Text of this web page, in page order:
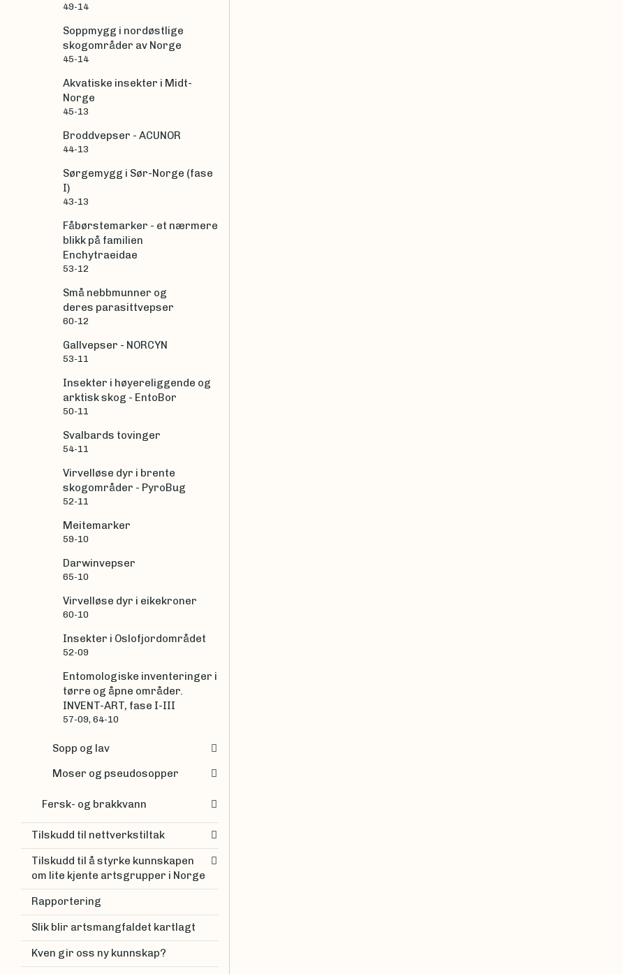
49-14
Soppmygg i nordøstlige
skogområder av Norge
45-14
Akvatiske insekter i Midt-
Norge
45-13
Broddvepser - ACUNOR
44-13
Sørgemygg i Sør-Norge (fase
I)
43-13
Fåbørstemarker - et nærmere
blikk på familien
Enchytraeidae
53-12
Små nebbmunner og
deres parasittvepser
60-12
Gallvepser - NORCYN
53-11
Insekter i høyereliggende og
arktisk skog - EntoBor
50-11
Svalbards tovinger
54-11
Virvelløse dyr i brente
skogområder - PyroBug
52-11
Meitemarker
59-10
Darwinvepser
65-10
Virvelløse dyr i eikekroner
60-10
Insekter i Oslofjordområdet
52-09
Entomologiske inventeringer i
tørre og åpne områder.
INVENT-ART, fase I-III
57-09, 64-10
Sopp og lav
Moser og pseudosopper
Fersk- og brakkvann
Tilskudd til nettverkstiltak
Tilskudd til å styrke kunnskapen
om lite kjente artsgrupper i Norge
Rapportering
Slik blir artsmangfaldet kartlagt
Kven gir oss ny kunnskap?